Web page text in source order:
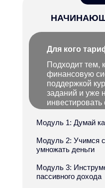
Хочешь накопить
не зависетьот
начальников,
бывшей жены
Хочешь учить
с деньгами
, а
Модуль 1: Думай
Модуль 2: Учимся
умножать деньги
Модуль 3:
пассивного дохода
Подходит тем,
финансовую
поддержкой
заданий и уже
Для кого